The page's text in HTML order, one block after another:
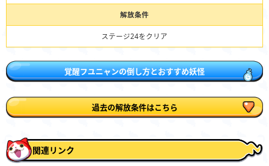
解放条件
ステージ24をクリア
覚醒フユニャンの倒し方とおすすめ妖怪
過去の解放条件はこちら
関連リンク